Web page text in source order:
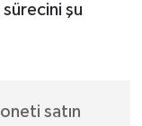
şu
satın